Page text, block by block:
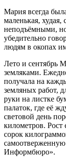
Мария всегда
маленькая,
неподъёмными,
убедительно
людям в окопах
Лето и сентябрь
земляками.
получала на
земляных работ,
руки на листке
палаток, где её
световой день
километров. Рост
сорок
Информбюро».